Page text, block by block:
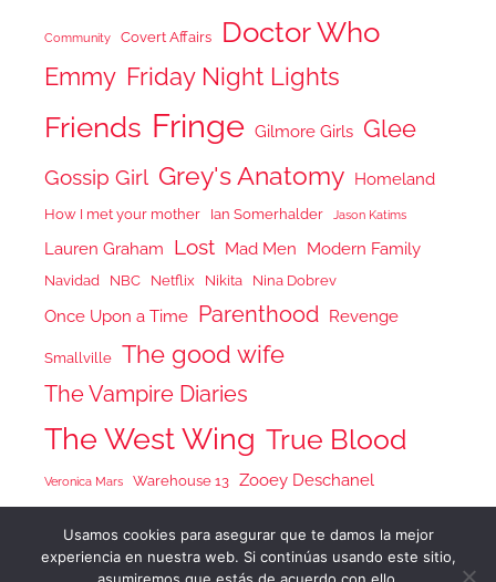
Community Covert Affairs Doctor Who
Emmy Friday Night Lights
Friends Fringe Gilmore Girls Glee
Gossip Girl Grey's Anatomy Homeland
How I met your mother Ian Somerhalder Jason Katims
Lauren Graham Lost Mad Men Modern Family
Navidad NBC Netflix Nikita Nina Dobrev
Once Upon a Time Parenthood Revenge
Smallville The good wife
The Vampire Diaries
The West Wing True Blood
Veronica Mars Warehouse 13 Zooey Deschanel
Usamos cookies para asegurar que te damos la mejor
experiencia en nuestra web. Si continúas usando este sitio,